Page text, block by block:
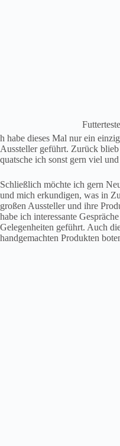
h habe dieses Mal nur ein
Aussteller geführt. Zurück
quatsche ich sonst gern viel
Schließlich möchte ich gern
und mich erkundigen, was in
großen Aussteller und ihre
habe ich interessante
Gelegenheiten geführt. Auch
handgemachten Produkten